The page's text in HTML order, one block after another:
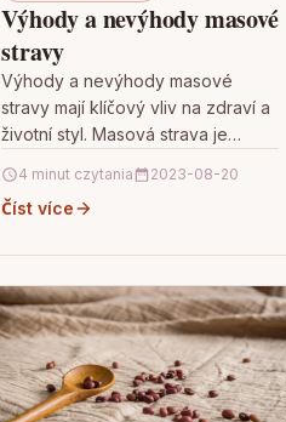
Výhody a nevýhody masové
stravy
Výhody a nevýhody masové
stravy mají klíčový vliv na zdraví a
životní styl. Masová strava je
pohodlná, vhodná pro lidi…
4 minut czytania 2023-08-20
Číst více